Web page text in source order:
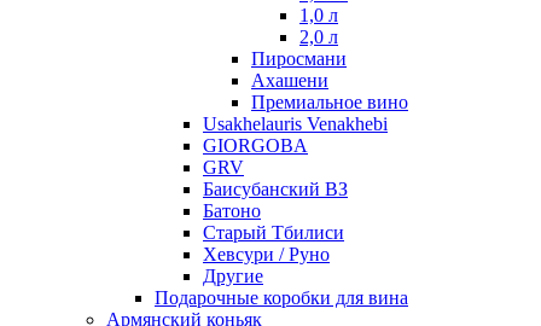
1,0 л
2,0 л
Пиросмани
Ахашени
Премиальное вино
Usakhelauris Venakhebi
GIORGOBA
GRV
Баисубанский ВЗ
Батоно
Старый Тбилиси
Хевсури / Руно
Другие
Подарочные коробки для вина
Армянский коньяк